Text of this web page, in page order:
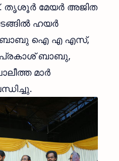
തൃശൂര്‍ മേയര്‍ അജിത
ഹയര്‍
ബാബു ഐ എ എസ്,
പ്രകാശ് ബാബു,
മാര്‍